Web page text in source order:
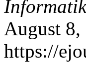
August 8,
https://